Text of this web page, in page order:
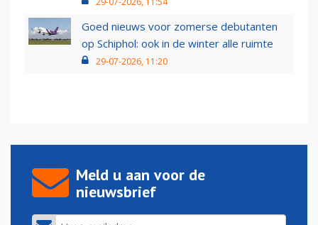
Goed nieuws voor zomerse debutanten
op Schiphol: ook in de winter alle ruimte
29-07-2026, 11:20
Meld u aan voor de
nieuwsbrief